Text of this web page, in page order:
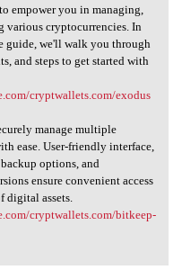
a versatile
empower you in managing,
various cryptocurrencies. In
guide, we'll walk you through
and steps to get started with
cryptwallets.com/exodus
manage multiple
ease. User-friendly interface,
options, and
ensure convenient access
digital assets.
cryptwallets.com/bitkeep-